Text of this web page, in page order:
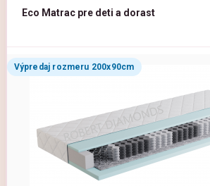
Eco Matrac pre deti a dorast
Výpredaj rozmeru 200x90cm